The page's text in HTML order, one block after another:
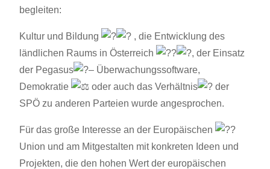
begleiten:
Kultur und Bildung
, die Entwicklung des
ländlichen Raums in Österreich
, der Einsatz
der Pegasus
– Überwachungssoftware,
Demokratie
oder auch das Verhältnis
der
SPÖ zu anderen Parteien wurde angesprochen.
Für das große Interesse an der Europäischen
Union und am Mitgestalten mit konkreten Ideen und
Projekten, die den hohen Wert der europäischen